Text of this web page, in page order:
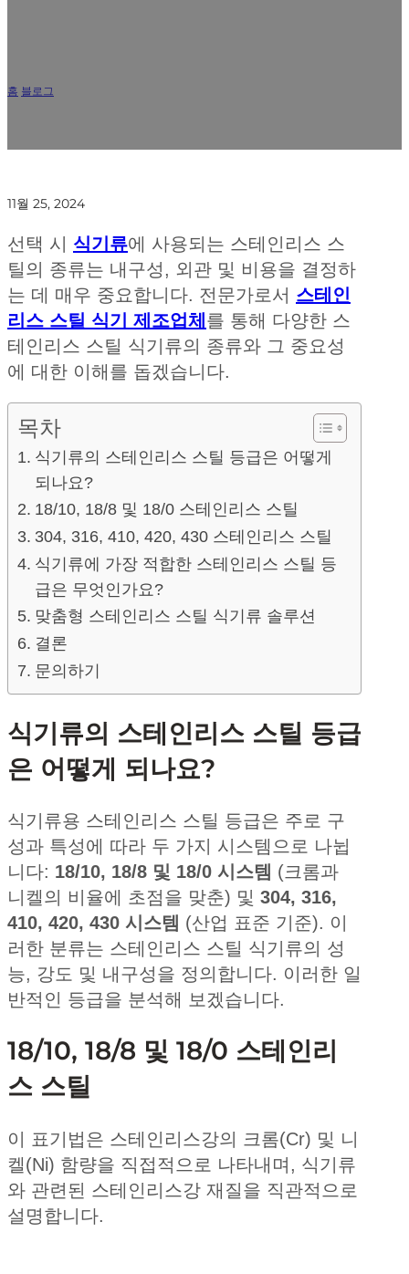
홈 블로그
11월 25, 2024
선택 시 식기류에 사용되는 스테인리스 스
틸의 종류는 내구성, 외관 및 비용을 결정하
는 데 매우 중요합니다. 전문가로서 스테인
리스 스틸 식기 제조업체를 통해 다양한 스
테인리스 스틸 식기류의 종류와 그 중요성
에 대한 이해를 돕겠습니다.
목차
식기류의 스테인리스 스틸 등급은 어떻게
되나요?
18/10, 18/8 및 18/0 스테인리스 스틸
304, 316, 410, 420, 430 스테인리스 스틸
식기류에 가장 적합한 스테인리스 스틸 등
급은 무엇인가요?
맞춤형 스테인리스 스틸 식기류 솔루션
결론
문의하기
식기류의 스테인리스 스틸 등급
은 어떻게 되나요?
식기류용 스테인리스 스틸 등급은 주로 구
성과 특성에 따라 두 가지 시스템으로 나뉩
니다: 18/10, 18/8 및 18/0 시스템 (크롬과
니켈의 비율에 초점을 맞춘) 및 304, 316,
410, 420, 430 시스템 (산업 표준 기준). 이
러한 분류는 스테인리스 스틸 식기류의 성
능, 강도 및 내구성을 정의합니다. 이러한 일
반적인 등급을 분석해 보겠습니다.
18/10, 18/8 및 18/0 스테인리
스 스틸
이 표기법은 스테인리스강의 크롬(Cr) 및 니
켈(Ni) 함량을 직접적으로 나타내며, 식기류
와 관련된 스테인리스강 재질을 직관적으로
설명합니다.